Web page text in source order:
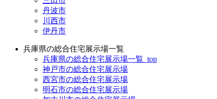
丹波市
川西市
伊丹市
兵庫県の総合住宅展示場一覧
兵庫県の総合住宅展示場一覧_top
神戸市の総合住宅展示場
西宮市の総合住宅展示場
明石市の総合住宅展示場